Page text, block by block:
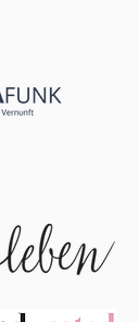
ist.
eine Reise